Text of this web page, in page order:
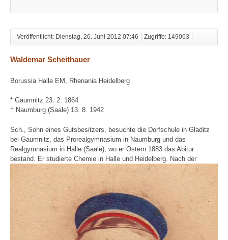
Veröffentlicht: Dienstag, 26. Juni 2012 07:46 Zugriffe: 149063
Waldemar Scheithauer
Borussia Halle EM, Rhenania Heidelberg
* Gaumnitz 23. 2. 1864
† Naumburg (Saale) 13. 8. 1942
Sch., Sohn eines Gutsbesitzers, besuchte die Dorfschule in Gladitz
bei Gaumnitz, das Prorealgymnasium in Naumburg und das
Realgymnasium in Halle (Saale), wo er Ostern 1883 das Abitur
bestand. Er studierte Chemie in Halle und Heidelberg. Nach der